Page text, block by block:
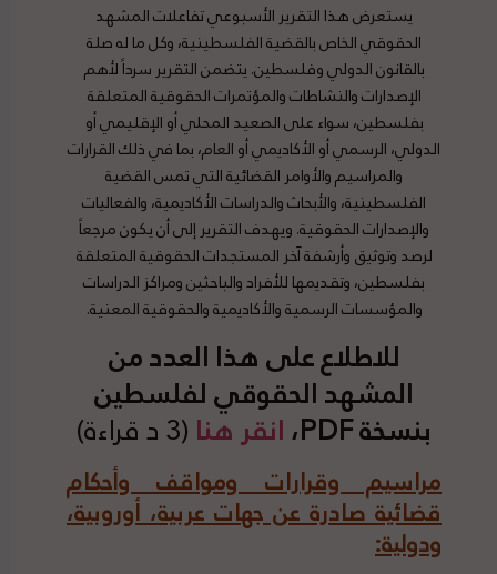
يستعرض هذا التقرير الأسبوعي تفاعلات المشهد
الحقوقي الخاص بالقضية الفلسطينية، وكل ما له صلة
بالقانون الدولي وفلسطين. يتضمن التقرير سرداً لأهم
الإصدارات والنشاطات والمؤتمرات الحقوقية المتعلقة
بفلسطين، سواء على الصعيد المحلي أو الإقليمي أو
الدولي، الرسمي أو الأكاديمي أو العام، بما في ذلك القرارات
والمراسيم والأوامر القضائية التي تمس القضية
الفلسطينية، والأبحاث والدراسات الأكاديمية، والفعاليات
والإصدارات الحقوقية. ويهدف التقرير إلى أن يكون مرجعاً
لرصد وتوثيق وأرشفة آخر المستجدات الحقوقية المتعلقة
بفلسطين، وتقديمها للأفراد والباحثين ومراكز الدراسات
والمؤسسات الرسمية والأكاديمية والحقوقية المعنية.
للاطلاع على هذا العدد من
المشهد الحقوقي لفلسطين
بنسخة PDF، انقر هنا (3 د قراءة)
مراسيم وقرارات ومواقف وأحكام
قضائية صادرة عن جهات عربية، أوروبية،
ودولية: